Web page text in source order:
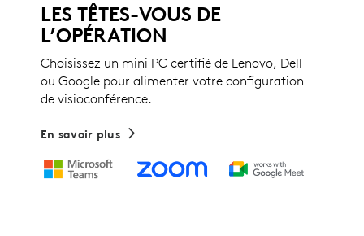
LES TÊTES-VOUS DE
L’OPÉRATION
Choisissez un mini PC certifié de Lenovo, Dell
ou Google pour alimenter votre configuration
de visioconférence.
En savoir plus